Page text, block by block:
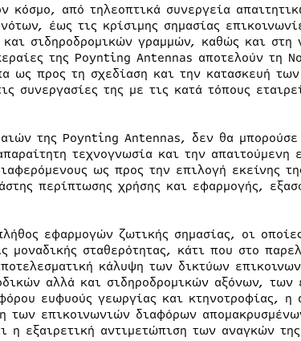
κόσμο, από τηλεοπτικά συνεργεία
έως τις κρίσιμης σημασίας
σιδηροδρομικών γραμμών, καθώς και στη
της Poynting Antennas αποτελούν τη
ως προς τη σχεδίαση και την κατασκευή
συνεργασίες της με τις κατά τόπους
της Poynting Antennas, δεν θα μπορούσε
τεχνογνωσία και την απαιτούμενη
ως προς την επιλογή εκείνης
περίπτωσης χρήσης και εφαρμογής,
εφαρμογών ζωτικής σημασίας, οι
μοναδικής σταθερότητας, κάτι που στο
κάλυψη των δικτύων
αλλά και σιδηροδρομικών αξόνων, των
ευφυούς γεωργίας και κτηνοτροφίας, η
των επικοινωνιών διαφόρων
η εξαιρετική αντιμετώπιση των αναγκών